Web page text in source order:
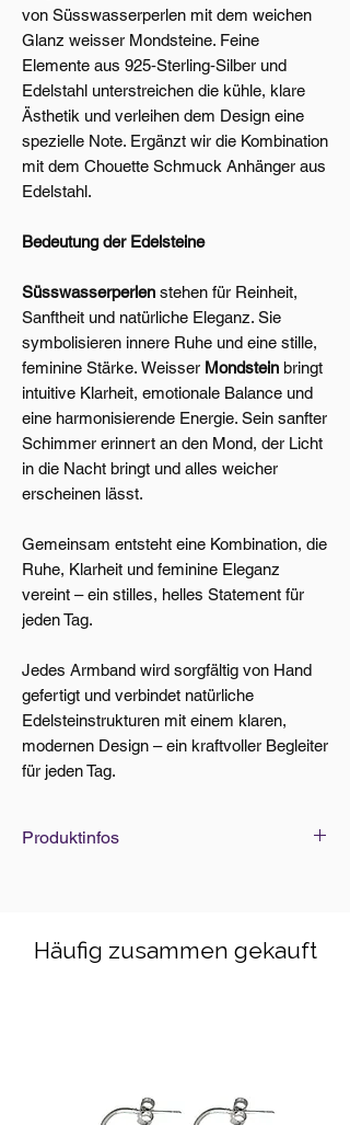
von Süsswasserperlen mit dem weichen
Glanz weisser Mondsteine. Feine
Elemente aus 925‑Sterling‑Silber und
Edelstahl unterstreichen die kühle, klare
Ästhetik und verleihen dem Design eine
spezielle Note. Ergänzt wir die Kombination
mit dem Chouette Schmuck Anhänger aus
Edelstahl.
Bedeutung der Edelsteine
Süsswasserperlen stehen für Reinheit,
Sanftheit und natürliche Eleganz. Sie
symbolisieren innere Ruhe und eine stille,
feminine Stärke. Weisser Mondstein bringt
intuitive Klarheit, emotionale Balance und
eine harmonisierende Energie. Sein sanfter
Schimmer erinnert an den Mond, der Licht
in die Nacht bringt und alles weicher
erscheinen lässt.
Gemeinsam entsteht eine Kombination, die
Ruhe, Klarheit und feminine Eleganz
vereint – ein stilles, helles Statement für
jeden Tag.
Jedes Armband wird sorgfältig von Hand
gefertigt und verbindet natürliche
Edelsteinstrukturen mit einem klaren,
modernen Design – ein kraftvoller Begleiter
für jeden Tag.
Produktinfos
Häufig zusammen gekauft